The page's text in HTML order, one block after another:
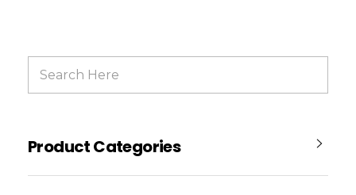
Product Categories